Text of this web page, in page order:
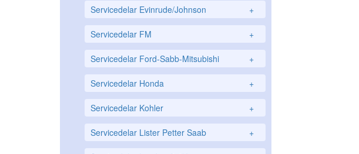
Servicedelar Evinrude/Johnson +
Servicedelar FM +
Servicedelar Ford-Sabb-Mitsubishi +
Servicedelar Honda +
Servicedelar Kohler +
Servicedelar Lister Petter Saab +